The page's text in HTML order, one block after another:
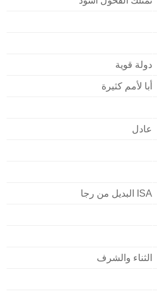
دولة قوية
أبا لأمم كثيرة
عادل
ISA البديل من رجا
الثناء والشرف